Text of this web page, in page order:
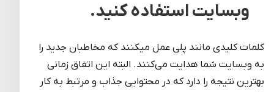
وبسایت استفاده کنید.
کلمات کلیدی مانند پلی عمل می­کنند که مخاطبان جدید را
به وبسایت شما هدایت می‌کنند. البته این اتفاق زمانی
بهترین نتیجه را دارد که در محتوایی جذاب و مرتبط به کار